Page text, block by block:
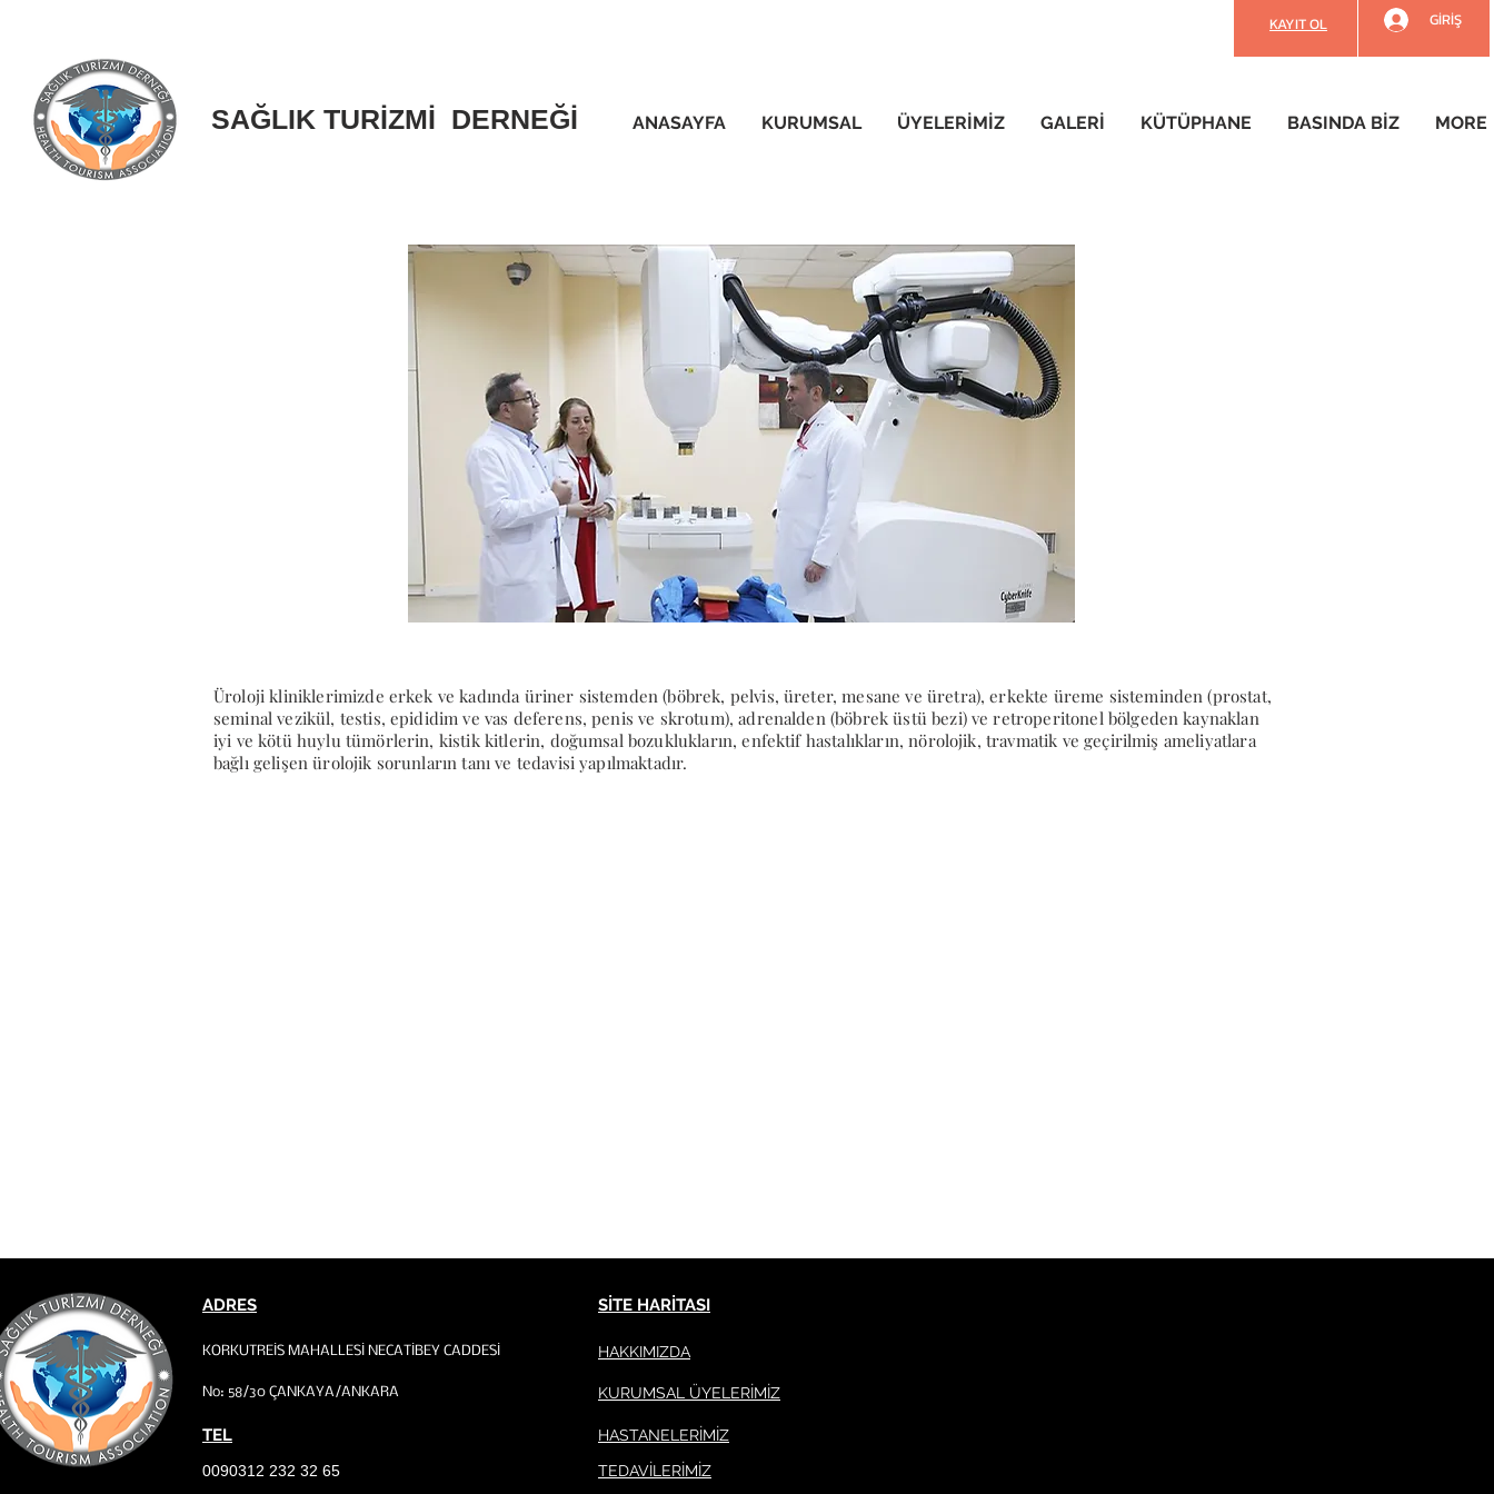
KAYIT OL GİRİŞ
SAĞLIK TURİZMİ DERNEĞİ ANASAYFA KURUMSAL ÜYELERİMİZ GALERİ KÜTÜPHANE BASINDA BİZ MORE
Üroloji kliniklerimizde erkek ve kadında üriner sistemden (böbrek, pelvis, üreter, mesane ve üretra), erkekte üreme sisteminden (prostat,
seminal vezikül, testis, epididim ve vas deferens, penis ve skrotum), adrenalden (böbrek üstü bezi) ve retroperitonel bölgeden kaynaklan
iyi ve kötü huylu tümörlerin, kistik kitlerin, doğumsal bozuklukların, enfektif hastalıkların, nörolojik, travmatik ve geçirilmiş ameliyatlara
bağlı gelişen ürolojik sorunların tanı ve tedavisi yapılmaktadır.
ADRES
KORKUTREİS MAHALLESİ NECATİBEY CADDESİ
No: 58/30 ÇANKAYA/ANKARA
TEL
0090312 232 32 65
SİTE HARİTASI
HAKKIMIZDA
KURUMSAL ÜYELERİMİZ
HASTANELERİMİZ
TEDAVİLERİMİZ